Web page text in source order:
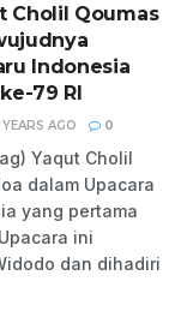
Cholil Qoumas
Indonesia
79 RI
AGO 0
Yaqut Cholil
dalam Upacara
yang pertama
ini
dan dihadiri